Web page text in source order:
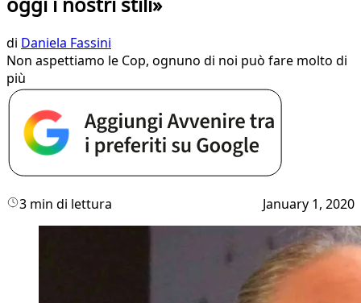
di Daniela Fassini
Non aspettiamo le Cop, ognuno di noi può fare molto di
più
3 min di lettura January 1, 2020